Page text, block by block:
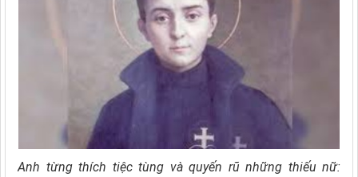
Anh từng thích tiệc tùng và quyến rũ những thiếu nữ: